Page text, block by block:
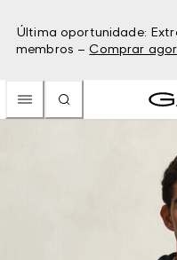
Última oportunidade:
membros – Comprar